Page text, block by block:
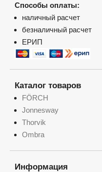
Способы оплаты:
наличный расчет
безналичный расчет
ЕРИП
Каталог товаров
FÖRCH
Jonnesway
Thorvik
Ombra
Информация